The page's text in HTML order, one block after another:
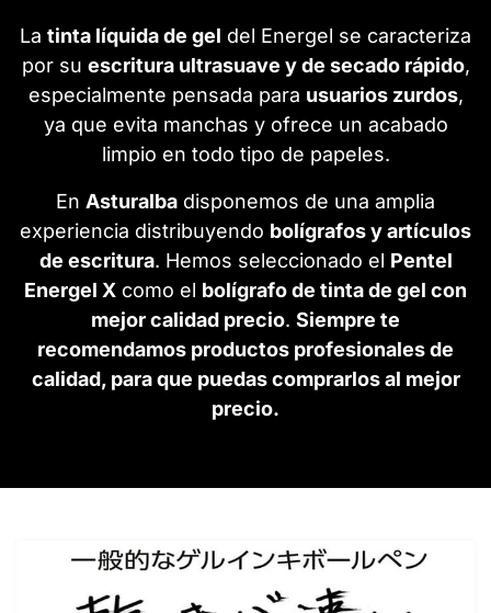
La tinta líquida de gel del Energel se caracteriza
por su escritura ultrasuave y de secado rápido,
especialmente pensada para usuarios zurdos,
ya que evita manchas y ofrece un acabado
limpio en todo tipo de papeles.
En Asturalba disponemos de una amplia
experiencia distribuyendo bolígrafos y artículos
de escritura. Hemos seleccionado el Pentel
Energel X como el bolígrafo de tinta de gel con
mejor calidad precio. Siempre te
recomendamos productos profesionales de
calidad, para que puedas comprarlos al mejor
precio.